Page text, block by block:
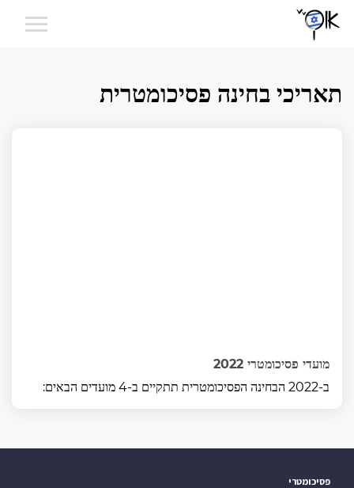
תאריכי בחינה פסיכומטרית
מועדי פסיכומטרי 2022
ב-2022 הבחינה הפסיכומטרית תתקיים ב-4 מועדים הבאים:
פסיכומטרי